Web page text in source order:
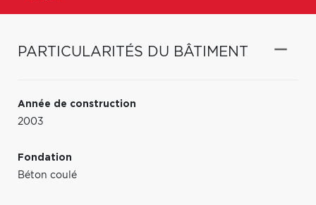
PARTICULARITÉS DU BÂTIMENT
Année de construction
2003
Fondation
Béton coulé